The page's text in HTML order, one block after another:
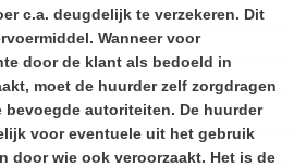
c.a. deugdelijk te verzekeren. Dit
Wanneer voor
door de klant als bedoeld in
moet de huurder zelf zorgdragen
autoriteiten. De huurder
voor eventuele uit het gebruik
door wie ook veroorzaakt. Het is de